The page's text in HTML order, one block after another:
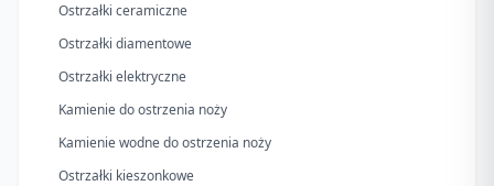
Ostrzałki ceramiczne
Ostrzałki diamentowe
Ostrzałki elektryczne
Kamienie do ostrzenia noży
Kamienie wodne do ostrzenia noży
Ostrzałki kieszonkowe